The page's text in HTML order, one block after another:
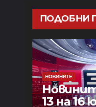
ПОДОБНИ
НОВИНИТЕ
13 на 16